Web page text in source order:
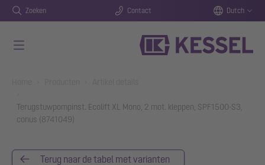
Zoeken Contact Dutch
Terugstuwpompinst. Ecolift XL Mono, 2 mot. kleppen, SPF1500-S3,
conus (8741049)
Terug naar de tabel met varianten